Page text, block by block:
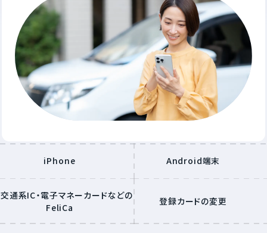
iPhone Android端末
交通系IC・電子マネーカードなどの
FeliCa
登録カードの変更